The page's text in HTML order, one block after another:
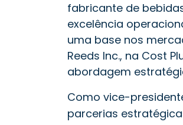
fabricante de
excelência
uma base nos
Reeds Inc., na Cost
abordagem
Como vice-
parcerias